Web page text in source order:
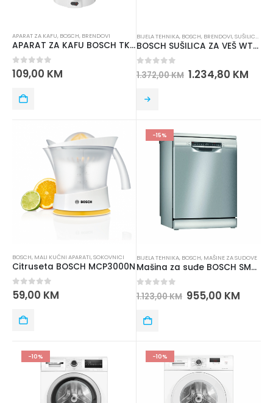
APARAT ZA KAFU, BOSCH, BRENDOVI
APARAT ZA KAFU BOSCH TKA3A031
0out of 5
109,00 KM
BIJELA TEHNIKA, BOSCH, BRENDOVI,SUŠILICE ZA VEŠ
BOSCH SUŠILICA ZA VEŠ WTH83254BY
1.372,00KM 1.234,80 KM
BOSCH, MALI KUĆNI APARATI,SOKOVNICI
Citruseta BOSCH MCP3000N
0out of 5
59,00 KM
-15%
BIJELA TEHNIKA, BOSCH, MAŠINE ZA SUDOVE
Mašina za suđe BOSCH SMS4ITI02E
0out of 5
1.123,00KM 955,00 KM
-10% -10%